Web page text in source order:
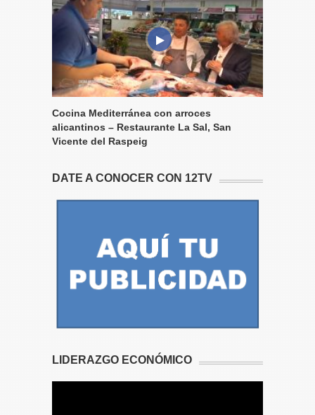
Cocina Mediterránea con arroces
alicantinos – Restaurante La Sal, San
Vicente del Raspeig
DATE A CONOCER CON 12TV
LIDERAZGO ECONÓMICO